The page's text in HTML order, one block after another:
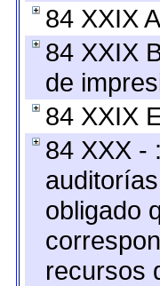
84 XXIX
84 XXIX
de
84 XXIX
84 XXX -
obligado
recursos